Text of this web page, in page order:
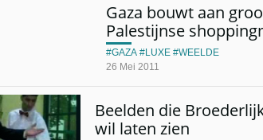
Gaza bouwt aan
Palestijnse
26 Mei 2011
GAZA LUXE WEELDE
Beelden die
wil laten zien